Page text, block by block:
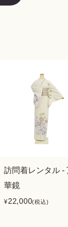
訪問着レンタル -
華鏡
¥22,000(税込)